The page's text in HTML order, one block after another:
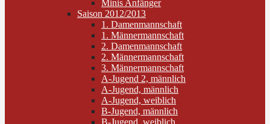
Minis Anfänger
Saison 2012/2013
1. Damenmannschaft
1. Männermannschaft
2. Damenmannschaft
2. Männermannschaft
3. Männermannschaft
A-Jugend 2, männlich
A-Jugend, männlich
A-Jugend, weiblich
B-Jugend, männlich
B-Jugend, weiblich